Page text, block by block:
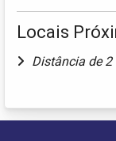
Locais
Distância de 2